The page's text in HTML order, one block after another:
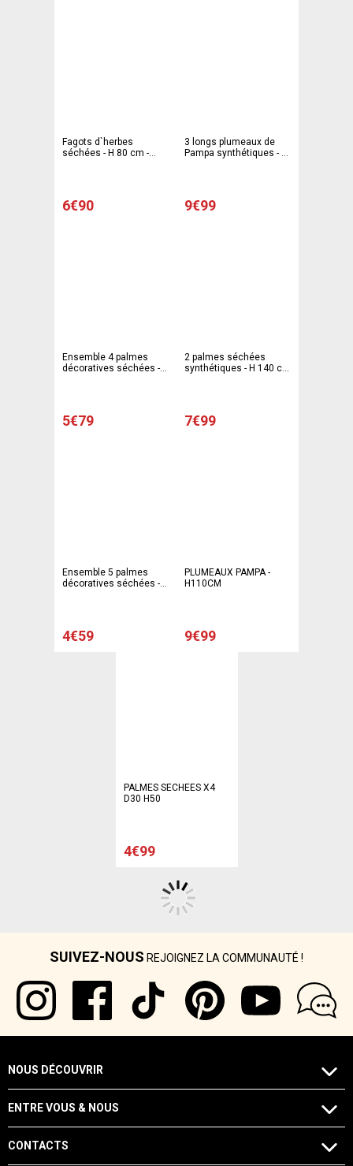
Fagots d`herbes
séchées - H 80 cm -
6€90
3 longs plumeaux de
Pampa synthétiques - H
9€99
Ensemble 4 palmes
décoratives séchées - ø
5€79
2 palmes séchées
synthétiques - H 140 cm
7€99
Ensemble 5 palmes
décoratives séchées - H
4€59
PLUMEAUX PAMPA -
H110CM
9€99
PALMES SECHEES X4
D30 H50
4€99
SUIVEZ-NOUS REJOIGNEZ LA COMMUNAUTÉ !
NOUS DÉCOUVRIR
ENTRE VOUS & NOUS
CONTACTS